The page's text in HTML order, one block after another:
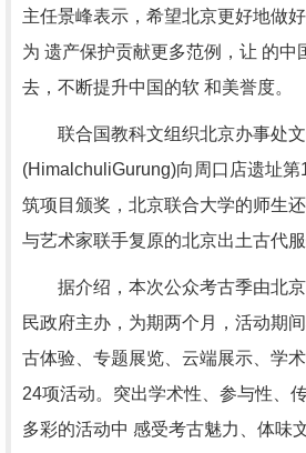
主任景峰表示，希望北京更好地做
为 遗产保护贡献更多范例，让 的中
去，不断提升中国的软 和美誉度。
联合国教科文组织北京办事处文
(HimalchuliGurung)向周口店遗址
筑项目颁奖，北京联合大学的师生
与艺术家联手复原的北京出土古代服
据介绍，本次公众考古季由北京
民政府主办，为期两个月，活动期
古体验、专题展览、云端展示、学
24项活动。突出学术性、参与性、
多彩的活动中 感受考古魅力、体味